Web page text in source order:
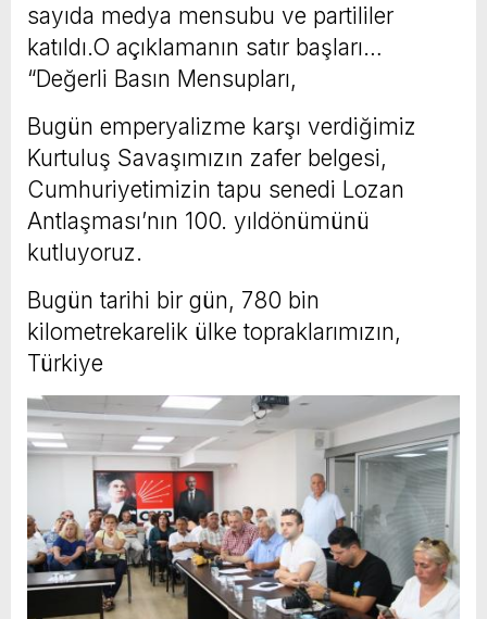
sayıda medya mensubu ve partililer
katıldı.O açıklamanın satır başları…
“Değerli Basın Mensupları,
Bugün emperyalizme karşı verdiğimiz
Kurtuluş Savaşımızın zafer belgesi,
Cumhuriyetimizin tapu senedi Lozan
Antlaşması’nın 100. yıldönümünü
kutluyoruz.
Bugün tarihi bir gün, 780 bin
kilometrekarelik ülke topraklarımızın,
Türkiye